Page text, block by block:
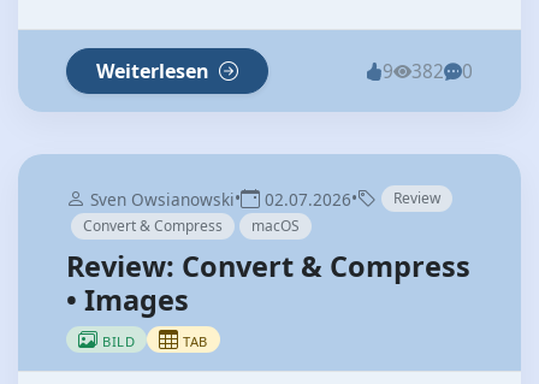
Weiterlesen 9 382 0
Sven Owsianowski• 02.07.2026•
Review
Convert & Compress
macOS
Review: Convert & Compress
• Images
BILD TAB